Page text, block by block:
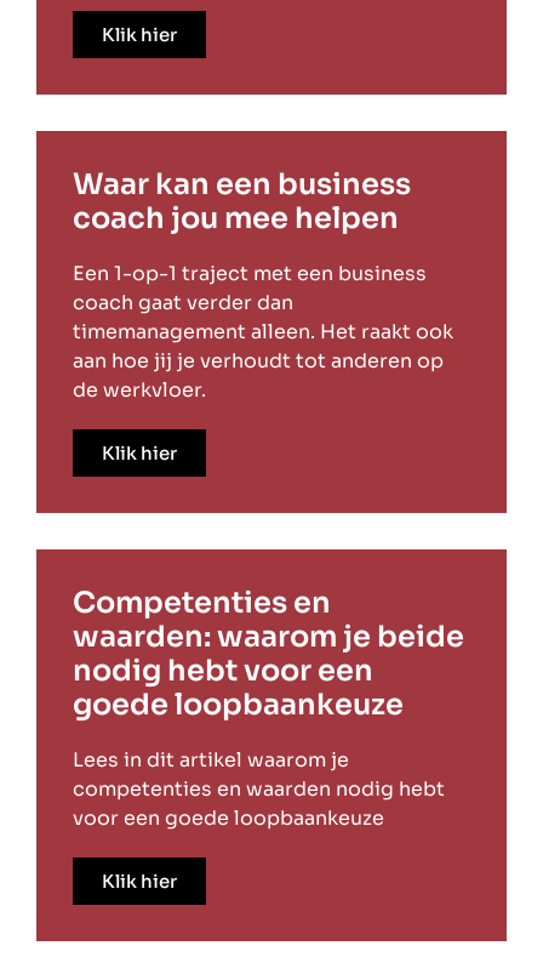
Klik hier
Waar kan een business
coach jou mee helpen
Een 1-op-1 traject met een business
coach gaat verder dan
timemanagement alleen. Het raakt ook
aan hoe jij je verhoudt tot anderen op
de werkvloer.
Klik hier
Competenties en
waarden: waarom je beide
nodig hebt voor een
goede loopbaankeuze
Lees in dit artikel waarom je
competenties en waarden nodig hebt
voor een goede loopbaankeuze
Klik hier